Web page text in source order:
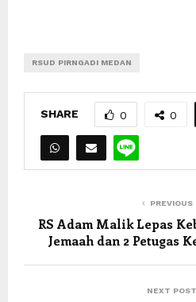
RSUD PIRNGADI MEDAN
SHARE 0 0
PREVIOUS
RS Adam Malik Lepas
Jemaah dan 2 Petugas
NEXT POST